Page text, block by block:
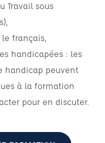
Travail sous
français,
handicapées : les
handicap peuvent
à la formation
pour en discuter.